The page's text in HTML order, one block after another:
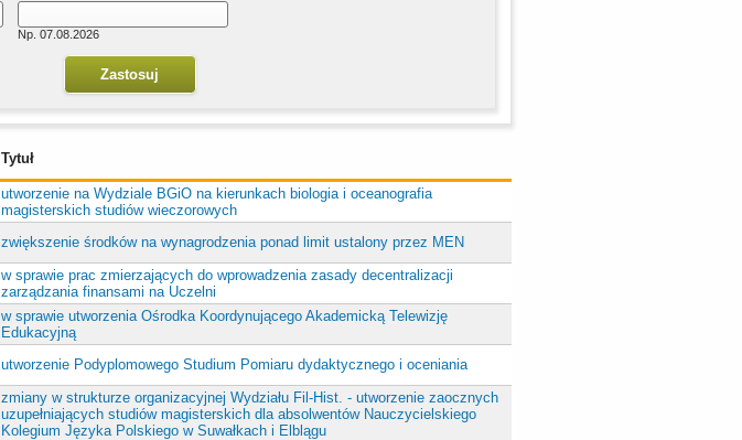
Np. 07.08.2026
Tytuł
utworzenie na Wydziale BGiO na kierunkach biologia i oceanografia
magisterskich studiów wieczorowych
zwiększenie środków na wynagrodzenia ponad limit ustalony przez MEN
w sprawie prac zmierzających do wprowadzenia zasady decentralizacji
zarządzania finansami na Uczelni
w sprawie utworzenia Ośrodka Koordynującego Akademicką Telewizję
Edukacyjną
utworzenie Podyplomowego Studium Pomiaru dydaktycznego i oceniania
zmiany w strukturze organizacyjnej Wydziału Fil-Hist. - utworzenie zaocznych
uzupełniających studiów magisterskich dla absolwentów Nauczycielskiego
Kolegium Języka Polskiego w Suwałkach i Elblągu